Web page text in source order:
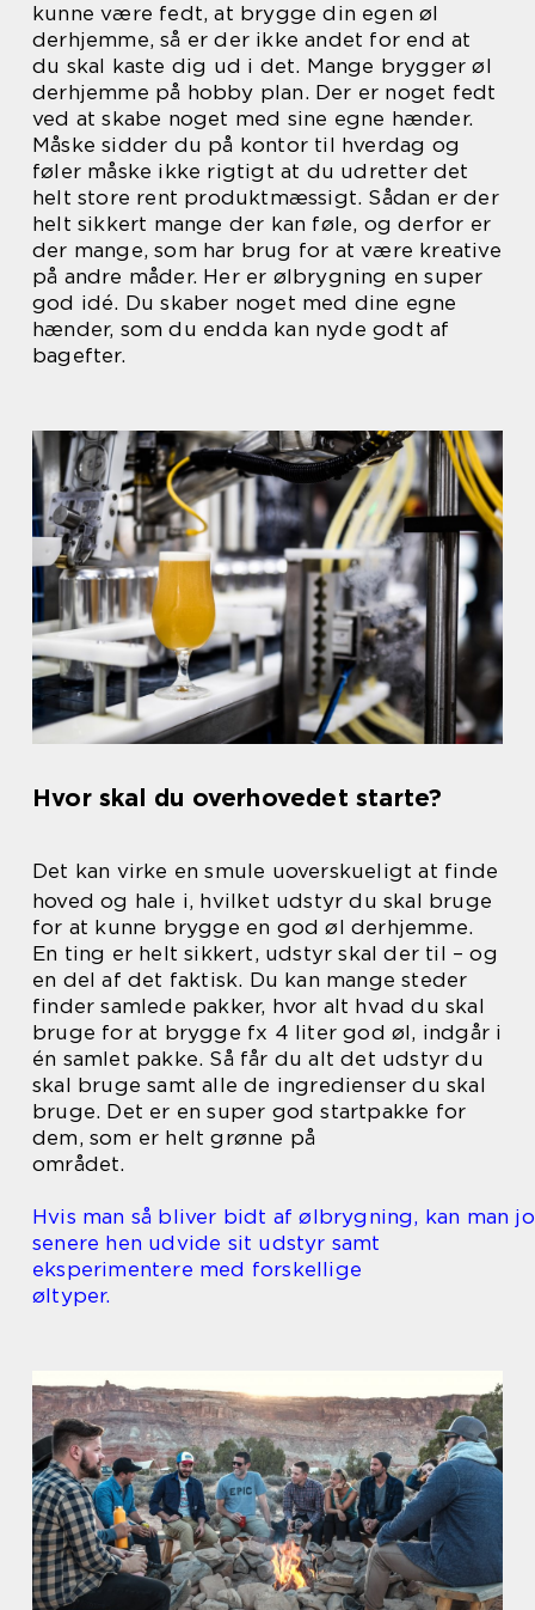
kunne være fedt, at brygge din egen øl
derhjemme, så er der ikke andet for end at
du skal kaste dig ud i det. Mange brygger øl
derhjemme på hobby plan. Der er noget fedt
ved at skabe noget med sine egne hænder.
Måske sidder du på kontor til hverdag og
føler måske ikke rigtigt at du udretter det
helt store rent produktmæssigt. Sådan er der
helt sikkert mange der kan føle, og derfor er
der mange, som har brug for at være kreative
på andre måder. Her er ølbrygning en super
god idé. Du skaber noget med dine egne
hænder, som du endda kan nyde godt af
bagefter.
Hvor skal du overhovedet starte?
Det kan virke en smule uoverskueligt at finde
hoved og hale i, hvilket udstyr du skal bruge
for at kunne brygge en god øl derhjemme.
En ting er helt sikkert, udstyr skal der til – og
en del af det faktisk. Du kan mange steder
finder samlede pakker, hvor alt hvad du skal
bruge for at brygge fx 4 liter god øl, indgår i
én samlet pakke. Så får du alt det udstyr du
skal bruge samt alle de ingredienser du skal
bruge. Det er en super god startpakke for
dem, som er helt grønne på
området.
Hvis man så bliver bidt af ølbrygning, kan man jo
senere hen udvide sit udstyr samt
eksperimentere med forskellige
øltyper.